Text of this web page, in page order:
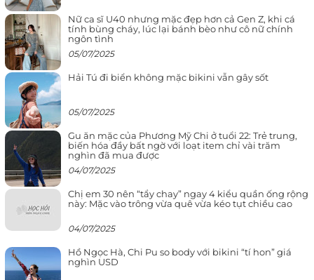
Nữ ca sĩ U40 nhưng mặc đẹp hơn cả Gen Z, khi cá
tính bùng cháy, lúc lại bánh bèo như cô nữ chính
ngôn tình
05/07/2025
Hải Tú đi biển không mặc bikini vẫn gây sốt
05/07/2025
Gu ăn mặc của Phương Mỹ Chi ở tuổi 22: Trẻ trung,
biến hóa đầy bất ngờ với loạt item chỉ vài trăm
nghìn đã mua được
04/07/2025
Chị em 30 nên “tẩy chay” ngay 4 kiểu quần ống rộng
này: Mặc vào trông vừa quê vừa kéo tụt chiều cao
04/07/2025
Hồ Ngọc Hà, Chi Pu so body với bikini “tí hon” giá
nghìn USD